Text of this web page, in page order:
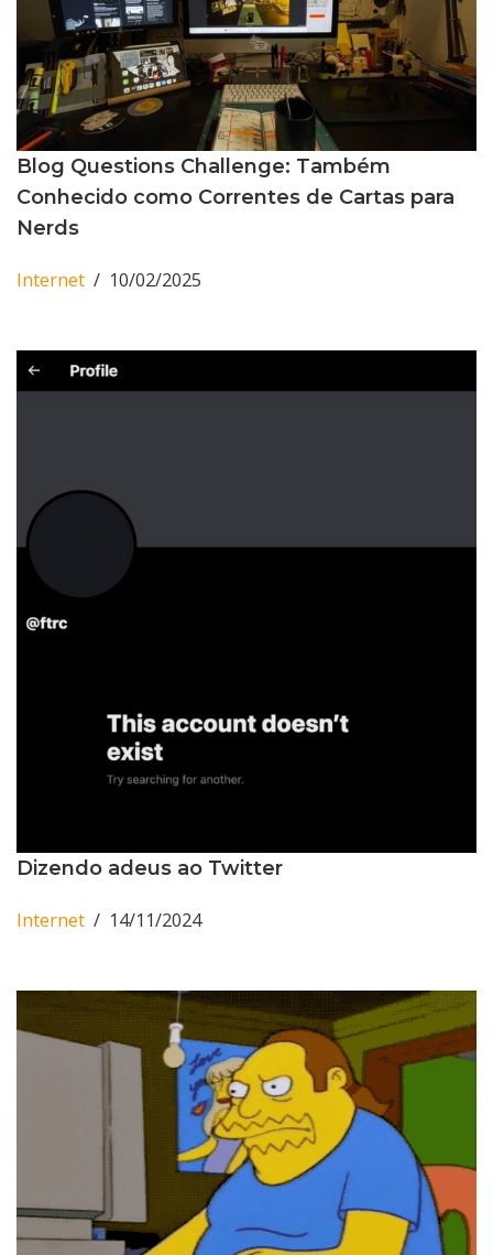
Blog Questions Challenge: Também
Conhecido como Correntes de Cartas para
Nerds
Internet 10/02/2025
Dizendo adeus ao Twitter
Internet 14/11/2024